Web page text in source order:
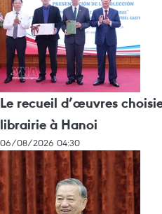
Le recueil d’œuvres
librairie à Hanoi
06/08/2026 04:30